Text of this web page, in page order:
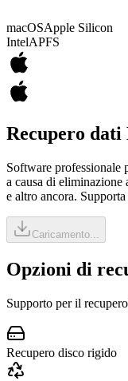
macOSApple Silicon
IntelAPFS
Recupero dati
Software professionale
a causa di eliminazione
e altro ancora.
Caricamento...
Opzioni di
Supporto per il
Recupero disco rigido